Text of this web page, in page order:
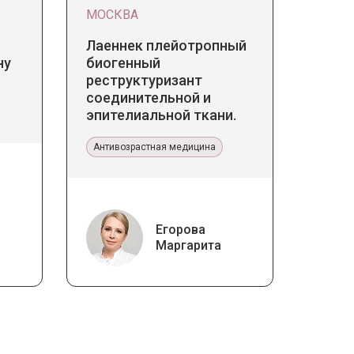
МОСКВА
Лаеннек плейотропный
биогенный
реструктуризант
соединительной и
эпителиальной ткани.
эстетической медицине
Антивозрастная медицина
Егорова
Маргарита